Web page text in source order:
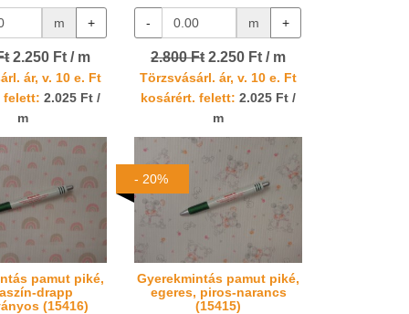
m +
2.250 Ft / m
ár, v. 10 e. Ft
felett: 2.025 Ft /
m
- m +
2.800 Ft 2.250 Ft / m
Törzsvásárl. ár, v. 10 e. Ft
kosárért. felett: 2.025 Ft /
m
pamut piké,
drapp
(15416)
Gyerekmintás pamut piké,
egeres, piros-narancs
(15415)
- 20%